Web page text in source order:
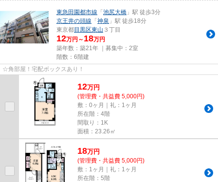
東急田園都市線 「 池尻大橋 」駅 徒歩3分
京王井の頭線 「 神泉 」駅 徒歩18分
東京都目黒区東山 ３丁目
12万円～ 18万円
築年数：築21年 ｜募集中： 2室
階数：6階建
☆角部屋！宅配ボックスあり！
12万円
(管理費・共益費 5,000円)
敷：0ヶ月｜礼：1ヶ月
所在階：4階
間取り：1K
面積：23.26㎡
18万円
(管理費・共益費 5,000円)
敷：1ヶ月｜礼：1ヶ月
所在階：5階